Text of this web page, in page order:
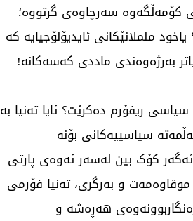
کۆمەڵگەوە سەرچاوەی گرتووە؛
ململانێکانی ئایدیۆلۆجیایە کە
بەرژەوەندی ماددی کەسەکانە!
ریفۆرم دەکرێت؟ ئایا تەنیا بە
سیاسییەکانی بۆنە
کۆک بین لەسەر ئەوەی پارتی
و بەرگری، تەنیا فۆرمی
هەڕەشە و